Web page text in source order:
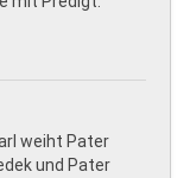
weiht Pater
und Pater